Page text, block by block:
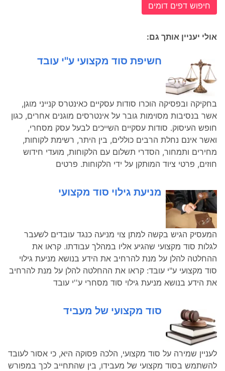
חיפוש דפים דומים
אולי יעניין אותך גם:
חשיפת סוד מקצועי ע''י עובד
בחקיקה ובפסיקה הוכרו סודות עסקיים כאינטרס קנייני מוגן,
אשר בנסיבות מסוימות גובר על אינטרסים מוגנים אחרים, כגון
חופש העיסוק. סודות עסקיים השייכים לבעל עסק מסחרי,
ואשר אינם נחלת הרבים כוללים, בין היתר, רשימת לקוחות,
מחירים ותמחור, הסדרי תשלום עם הלקוחות, מועדי חידוש
חוזים, פרטי ציוד המותקן על ידי הלקוחות. פרטים
מניעת גילוי סוד מקצועי
המעסיק הגיש בקשה למתן צוי מניעה כנגד עובדים לשעבר
לגלות סוד מקצועי שהגיע אליו במהלך עבודתו. קראו את
ההחלטה להלן על מנת להרחיב את הידע בנושא מניעת גילוי
סוד מקצועי ע"י עובד: קראו את ההחלטה להלן על מנת להרחיב
את הידע בנושא מניעת גילוי סוד מסחרי ע''י עובד
סוד מקצועי של מעביד
לעניין שמירה על סוד מקצועי, הלכה פסוקה היא, כי אסור לעובד
להשתמש בסוד מקצועי של מעבידו, בין שהתחייב לכך במפורש